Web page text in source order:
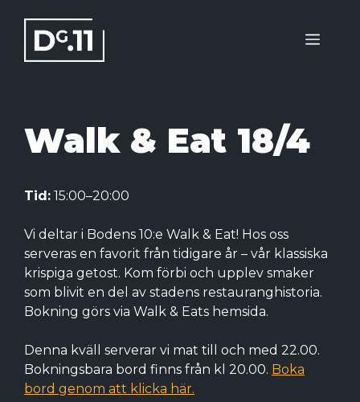
innehåll
Meny
Walk & Eat 18/4
Tid: 15:00–20:00
Vi deltar i Bodens 10:e Walk & Eat! Hos oss
serveras en favorit från tidigare år – vår klassiska
krispiga getost. Kom förbi och upplev smaker
som blivit en del av stadens restauranghistoria.
Bokning görs via Walk & Eats hemsida.
Denna kväll serverar vi mat till och med 22.00.
Bokningsbara bord finns från kl 20.00. Boka
bord genom att klicka här.